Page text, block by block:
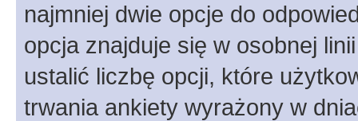
najmniej dwie opcje do
opcja znajduje się w osobnej
ustalić liczbę opcji, które
trwania ankiety wyrażony w